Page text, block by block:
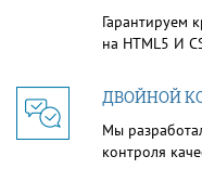
Гарантируем
на HTML5 И
ДВОЙНОЙ
Мы
контроля